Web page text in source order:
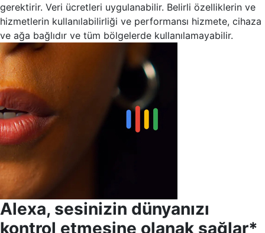
gerektirir. Veri ücretleri uygulanabilir. Belirli özelliklerin ve
hizmetlerin kullanılabilirliği ve performansı hizmete, cihaza
ve ağa bağlıdır ve tüm bölgelerde kullanılamayabilir.
Alexa, sesinizin dünyanızı
kontrol etmesine olanak sağlar*